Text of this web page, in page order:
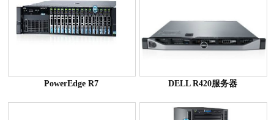
PowerEdge R7 DELL R420服务器